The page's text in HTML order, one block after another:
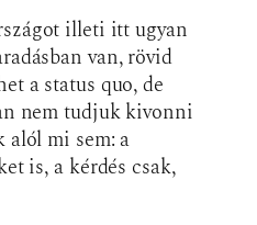
illeti itt ugyan
van, rövid
a status quo, de
nem tudjuk kivonni
alól mi sem: a
is, a kérdés csak,